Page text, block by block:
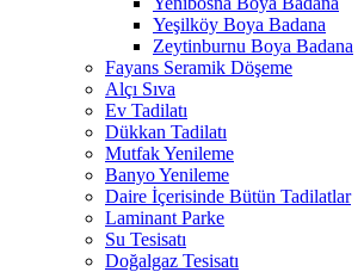
Yeşilköy Boya Badana
Zeytinburnu Boya Badana
Fayans Seramik Döşeme
Alçı Sıva
Ev Tadilatı
Dükkan Tadilatı
Mutfak Yenileme
Banyo Yenileme
Daire İçerisinde Bütün Tadilatlar
Laminant Parke
Su Tesisatı
Doğalgaz Tesisatı